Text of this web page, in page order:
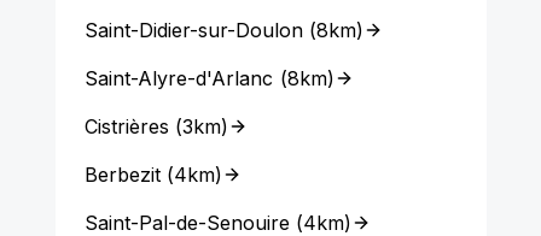
Saint-Didier-sur-Doulon(8km)
Saint-Alyre-d'Arlanc (8km)
Cistrières (3km)
Berbezit(4km)
Saint-Pal-de-Senouire(4km)